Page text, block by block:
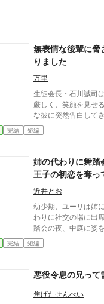
無表情な後輩に脅
りました
万里
生徒会長・石川誠司
厳しく、笑顔を見せ
な彼に突然告白して
るのかわからない後輩・大上啓
す。俺と付き合って
司は困惑しながらも“
に。
完結 短編
姉の代わりに舞踏
王子の初恋を奪っ
近井とお
幼少期、ユーリは姉
わりに社交の場に出
踏会の夜、中庭に姿
ってくる。その正体
あったが、ぶつから
感じてからかいなが
第三王子は初恋の令
に違いなく……。 初恋の相手を捜す第三王子×軽口令
完結 短編
悪役令息の兄って
焦げたせんべい